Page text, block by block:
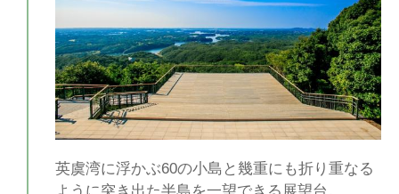
英虞湾に浮かぶ60の小島と幾重にも折り重なる